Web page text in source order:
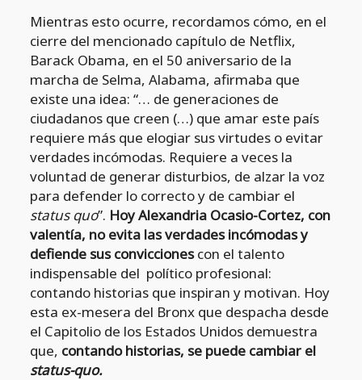
Mientras esto ocurre, recordamos cómo, en el
cierre del mencionado capítulo de Netflix,
Barack Obama, en el 50 aniversario de la
marcha de Selma, Alabama, afirmaba que
existe una idea: “… de generaciones de
ciudadanos que creen (…) que amar este país
requiere más que elogiar sus virtudes o evitar
verdades incómodas. Requiere a veces la
voluntad de generar disturbios, de alzar la voz
para defender lo correcto y de cambiar el
status quo”. Hoy Alexandria Ocasio-Cortez, con
valentía, no evita las verdades incómodas y
defiende sus conviccionescon el talento
indispensable del político profesional:
contando historias que inspiran y motivan. Hoy
esta ex-mesera del Bronx que despacha desde
el Capitolio de los Estados Unidos demuestra
que, contando historias, se puede cambiar el
status-quo.